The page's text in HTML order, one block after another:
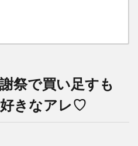
祭で買い足すも
きなアレ♡